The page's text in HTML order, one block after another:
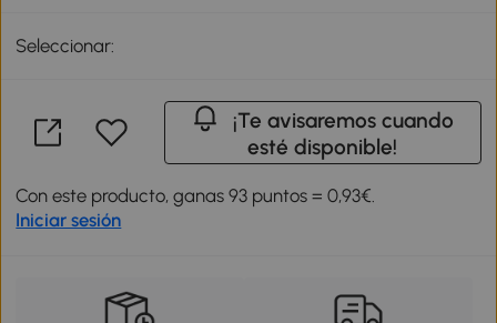
Seleccionar:
¡Te avisaremos cuando
esté disponible!
Con este producto, ganas 93 puntos = 0,93€.
Iniciar sesión